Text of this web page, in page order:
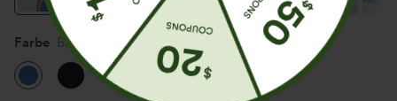
Farbe Bluebird Cyan